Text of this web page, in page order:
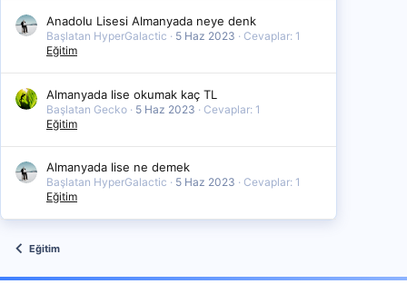
Anadolu Lisesi Almanyada neye denk
Başlatan HyperGalactic 5 Haz 2023
Cevaplar: 1
Eğitim
Almanyada lise okumak kaç TL
Başlatan Gecko 5 Haz 2023
Cevaplar: 1
Eğitim
Almanyada lise ne demek
Başlatan HyperGalactic 5 Haz 2023
Cevaplar: 1
Eğitim
Eğitim